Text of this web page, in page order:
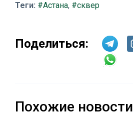
Теги: #Астана, #сквер
Поделиться:
Похожие новости